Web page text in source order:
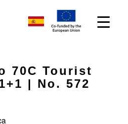
70C Tourist
| No. 572